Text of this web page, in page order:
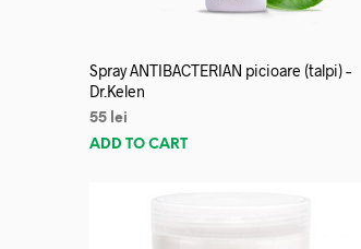
Spray ANTIBACTERIAN picioare (talpi) –
Dr.Kelen
55 lei
ADD TO CART